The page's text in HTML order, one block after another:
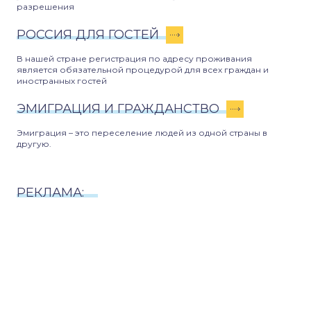
разрешения
РОССИЯ ДЛЯ ГОСТЕЙ
В нашей стране регистрация по адресу проживания
является обязательной процедурой для всех граждан и
иностранных гостей
ЭМИГРАЦИЯ И ГРАЖДАНСТВО
Эмиграция – это переселение людей из одной страны в
другую.
РЕКЛАМА: